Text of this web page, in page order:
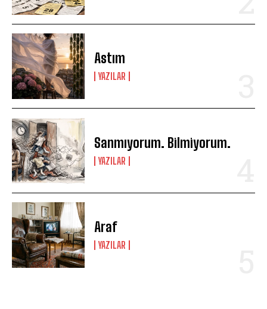
Astım
YAZILAR
Sanmıyorum. Bilmiyorum.
YAZILAR
Araf
YAZILAR